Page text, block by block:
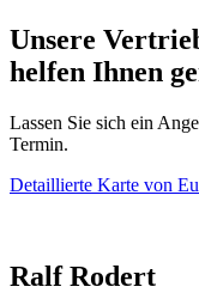
Unsere
helfen Ihnen
Lassen Sie sich ein
Termin.
Detaillierte Karte von
Ralf Rodert